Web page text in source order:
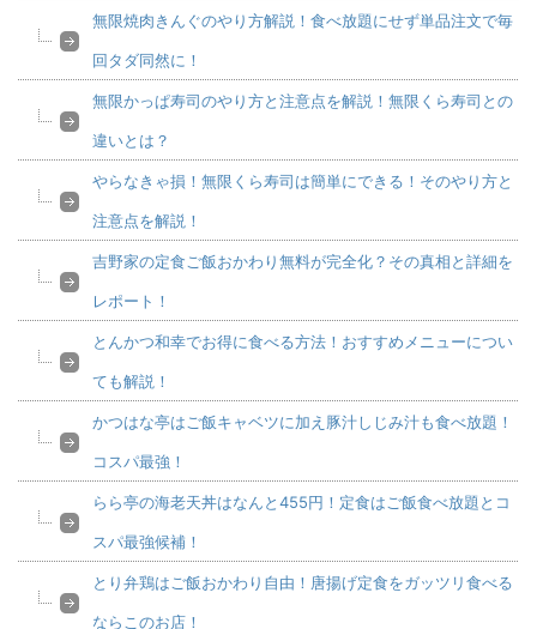
無限焼肉きんぐのやり方解説！食べ放題にせず単品注文で毎
回タダ同然に！
無限かっぱ寿司のやり方と注意点を解説！無限くら寿司との
違いとは？
やらなきゃ損！無限くら寿司は簡単にできる！そのやり方と
注意点を解説！
吉野家の定食ご飯おかわり無料が完全化？その真相と詳細を
レポート！
とんかつ和幸でお得に食べる方法！おすすめメニューについ
ても解説！
かつはな亭はご飯キャベツに加え豚汁しじみ汁も食べ放題！
コスパ最強！
らら亭の海老天丼はなんと455円！定食はご飯食べ放題とコ
スパ最強候補！
とり弁鶏はご飯おかわり自由！唐揚げ定食をガッツリ食べる
ならこのお店！